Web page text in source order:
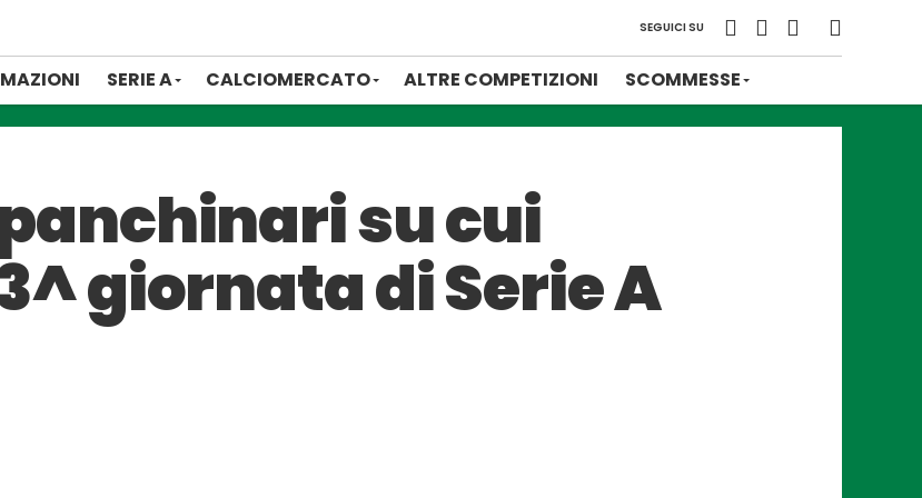
SEGUICI SU
SERIE A CALCIOMERCATO ALTRE COMPETIZIONI SCOMMESSE
su cui
giornata di Serie A